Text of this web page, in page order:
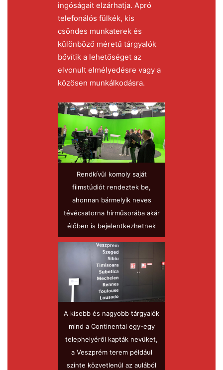
ingóságait elzárhatja. Apró
telefonálós fülkék, kis
csöndes munkaterek és
különböző méretű tárgyalók
bővítik a lehetőséget az
elvonult elmélyedésre vagy a
közösen munkálkodásra.
Rendkívül komoly saját
filmstúdiót rendeztek be,
ahonnan bármelyik neves
tévécsatorna hírműsorába akár
élőben is bejelentkezhetnek
A kisebb és nagyobb tárgyalók
mind a Continental egy-egy
telephelyéről kapták nevüket,
a Veszprém terem például
szinte közvetlenül az aulából